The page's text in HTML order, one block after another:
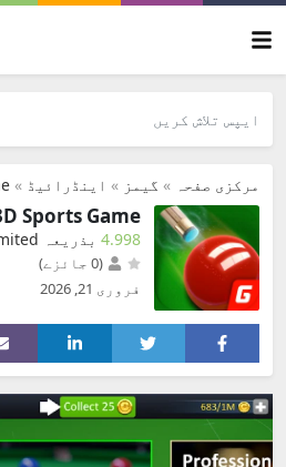
مرکزی صفحہ » گیمز » اینڈرائیڈ »
Sports Game
4.998 بذریعہ Giraffe Games Limited
(0 جائزے)
فروری 21, 2026